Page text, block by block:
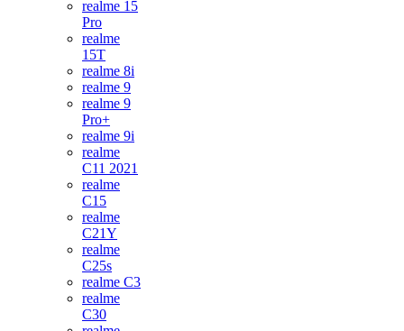
realme 15
Pro
realme
15T
realme 8i
realme 9
realme 9
Pro+
realme 9i
realme
C11 2021
realme
C15
realme
C21Y
realme
C25s
realme C3
realme
C30